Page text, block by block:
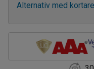
Alternativ med